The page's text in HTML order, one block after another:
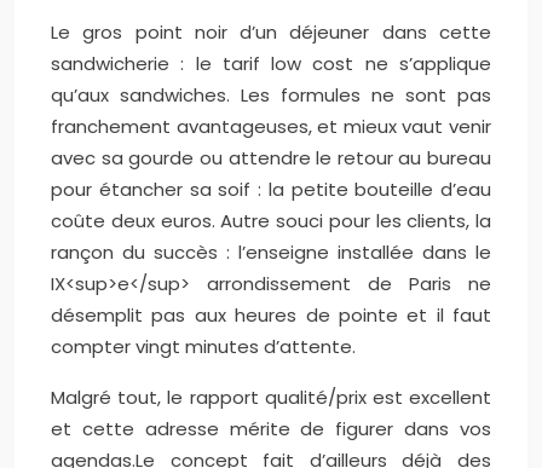
Le gros point noir d’un déjeuner dans cette
sandwicherie : le tarif low cost ne s’applique
qu’aux sandwiches. Les formules ne sont pas
franchement avantageuses, et mieux vaut venir
avec sa gourde ou attendre le retour au bureau
pour étancher sa soif : la petite bouteille d’eau
coûte deux euros. Autre souci pour les clients, la
rançon du succès : l’enseigne installée dans le
IX<sup>e</sup> arrondissement de Paris ne
désemplit pas aux heures de pointe et il faut
compter vingt minutes d’attente.
Malgré tout, le rapport qualité/prix est excellent
et cette adresse mérite de figurer dans vos
agendas.Le concept fait d’ailleurs déjà des